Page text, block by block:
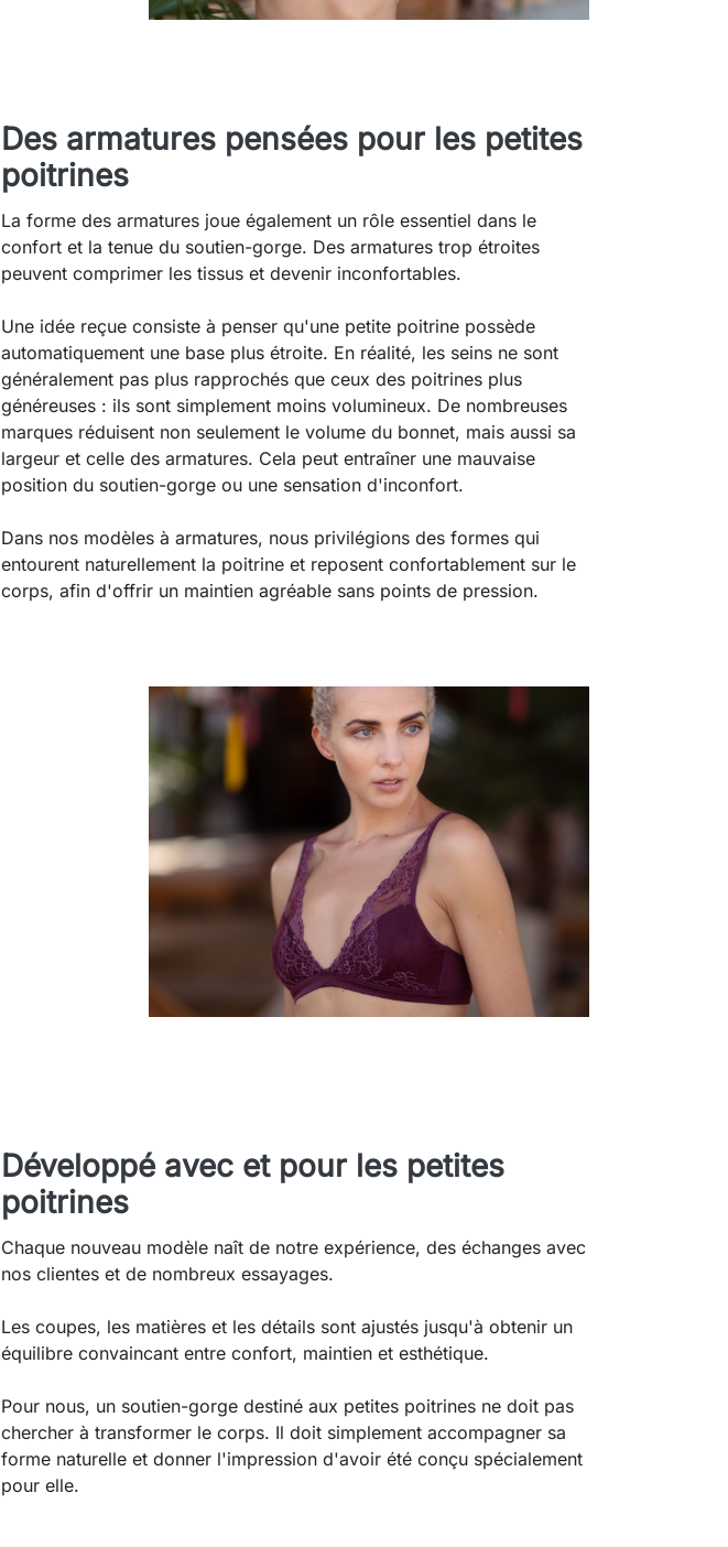
Des armatures pensées pour les petites
poitrines
La forme des armatures joue également un rôle essentiel dans le
confort et la tenue du soutien-gorge. Des armatures trop étroites
peuvent comprimer les tissus et devenir inconfortables.
Une idée reçue consiste à penser qu'une petite poitrine possède
automatiquement une base plus étroite. En réalité, les seins ne sont
généralement pas plus rapprochés que ceux des poitrines plus
généreuses : ils sont simplement moins volumineux. De nombreuses
marques réduisent non seulement le volume du bonnet, mais aussi sa
largeur et celle des armatures. Cela peut entraîner une mauvaise
position du soutien-gorge ou une sensation d'inconfort.
Dans nos modèles à armatures, nous privilégions des formes qui
entourent naturellement la poitrine et reposent confortablement sur le
corps, afin d'offrir un maintien agréable sans points de pression.
Développé avec et pour les petites
poitrines
Chaque nouveau modèle naît de notre expérience, des échanges avec
nos clientes et de nombreux essayages.
Les coupes, les matières et les détails sont ajustés jusqu'à obtenir un
équilibre convaincant entre confort, maintien et esthétique.
Pour nous, un soutien-gorge destiné aux petites poitrines ne doit pas
chercher à transformer le corps. Il doit simplement accompagner sa
forme naturelle et donner l'impression d'avoir été conçu spécialement
pour elle.